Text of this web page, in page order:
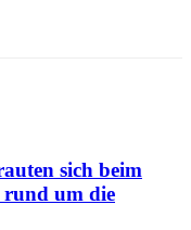
sich beim
rund um die